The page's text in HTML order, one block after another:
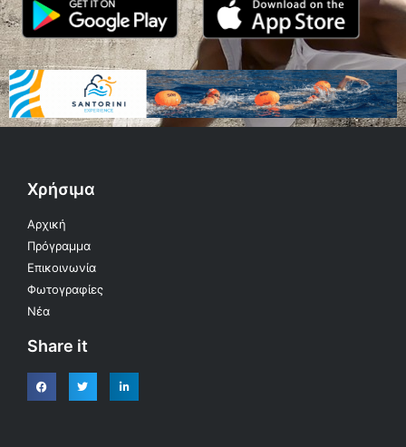
Χρήσιμα
Αρχική
Πρόγραμμα
Επικοινωνία
Φωτογραφίες
Νέα
Share it